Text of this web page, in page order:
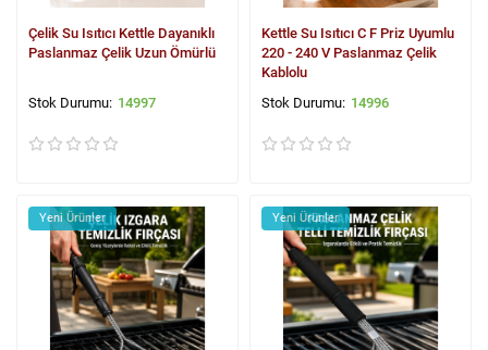
Çelik Su Isıtıcı Kettle Dayanıklı
Paslanmaz Çelik Uzun Ömürlü
14997
Kettle Su Isıtıcı C F Priz Uyumlu
220 - 240 V Paslanmaz Çelik
Kablolu
14996
Yeni Ürünler Yeni Ürünler